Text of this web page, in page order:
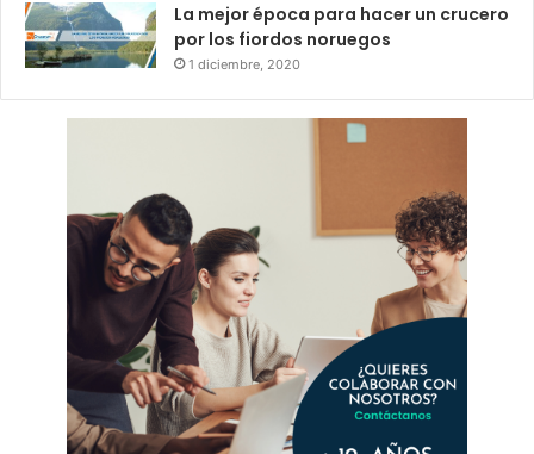
La mejor época para hacer un crucero
por los fiordos noruegos
1 diciembre, 2020